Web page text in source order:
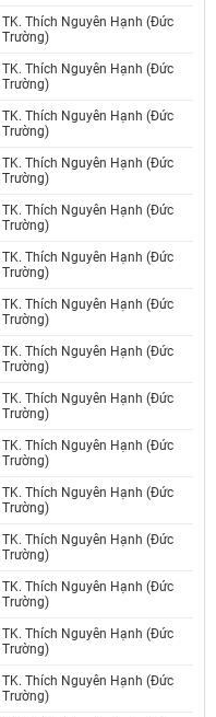
TK. Thích Nguyên Hạnh (Đức
Trường)
TK. Thích Nguyên Hạnh (Đức
Trường)
TK. Thích Nguyên Hạnh (Đức
Trường)
TK. Thích Nguyên Hạnh (Đức
Trường)
TK. Thích Nguyên Hạnh (Đức
Trường)
TK. Thích Nguyên Hạnh (Đức
Trường)
TK. Thích Nguyên Hạnh (Đức
Trường)
TK. Thích Nguyên Hạnh (Đức
Trường)
TK. Thích Nguyên Hạnh (Đức
Trường)
TK. Thích Nguyên Hạnh (Đức
Trường)
TK. Thích Nguyên Hạnh (Đức
Trường)
TK. Thích Nguyên Hạnh (Đức
Trường)
TK. Thích Nguyên Hạnh (Đức
Trường)
TK. Thích Nguyên Hạnh (Đức
Trường)
TK. Thích Nguyên Hạnh (Đức
Trường)